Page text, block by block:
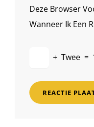
Deze Browser
Wanneer Ik Een
+ Twee =